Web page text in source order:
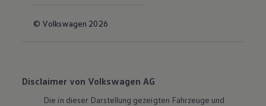
© Volkswagen 2026
Disclaimer von Volkswagen AG
Die in dieser Darstellung gezeigten Fahrzeuge und